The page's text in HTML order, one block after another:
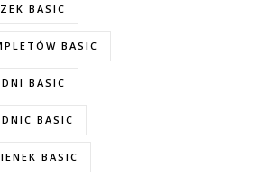
BASIC
BASIC
BASIC
BASIC
BASIC